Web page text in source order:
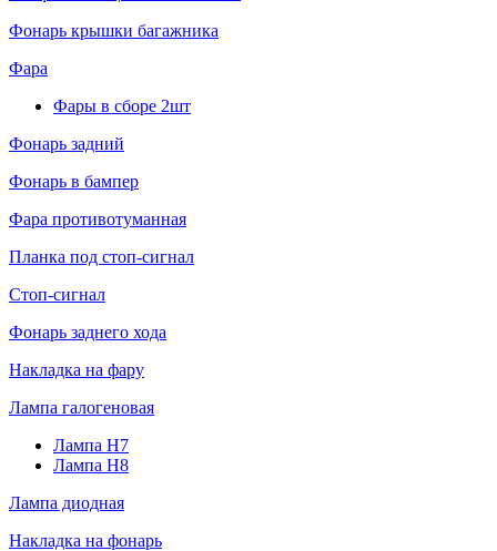
Фонарь крышки багажника
Фара
Фары в сборе 2шт
Фонарь задний
Фонарь в бампер
Фара противотуманная
Планка под стоп-сигнал
Стоп-сигнал
Фонарь заднего хода
Накладка на фару
Лампа галогеновая
Лампа H7
Лампа H8
Лампа диодная
Накладка на фонарь